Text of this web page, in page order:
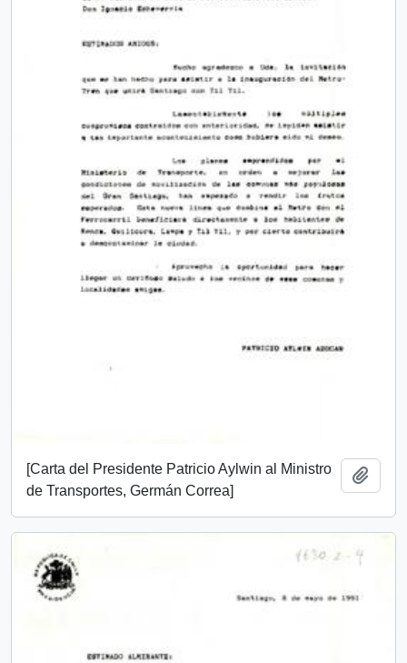
[Carta del Presidente Patricio Aylwin al Ministro
de Transportes, Germán Correa]